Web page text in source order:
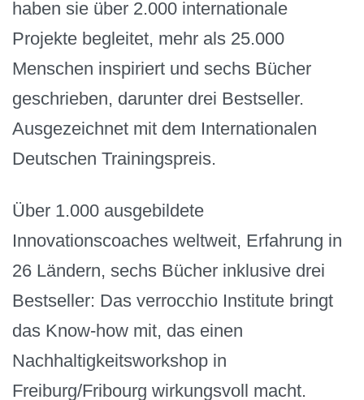
haben sie über 2.000 internationale
Projekte begleitet, mehr als 25.000
Menschen inspiriert und sechs Bücher
geschrieben, darunter drei Bestseller.
Ausgezeichnet mit dem Internationalen
Deutschen Trainingspreis.
Über 1.000 ausgebildete
Innovationscoaches weltweit, Erfahrung in
26 Ländern, sechs Bücher inklusive drei
Bestseller: Das verrocchio Institute bringt
das Know-how mit, das einen
Nachhaltigkeitsworkshop in
Freiburg/Fribourg wirkungsvoll macht.